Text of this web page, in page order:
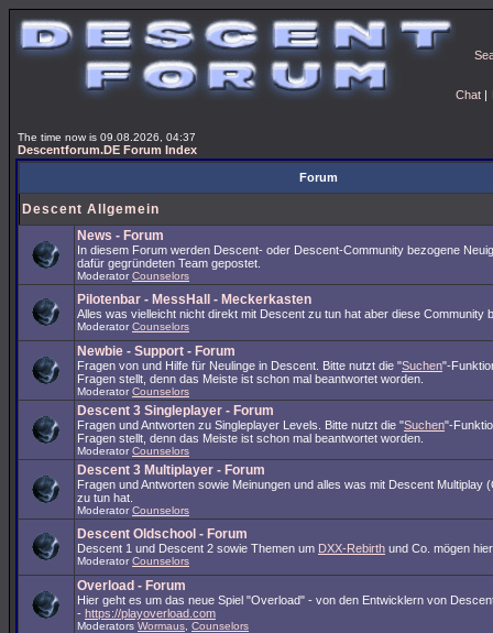
Chat |
The time now is 09.08.2026, 04:37
Descentforum.DE Forum Index
Forum
Descent Allgemein
News - Forum
In diesem Forum werden Descent- oder Descent-Community bezogene
dafür gegründeten Team gepostet.
Moderator Counselors
Pilotenbar - MessHall - Meckerkasten
Alles was vielleicht nicht direkt mit Descent zu tun hat aber diese Community
Moderator Counselors
Newbie - Support - Forum
Fragen von und Hilfe für Neulinge in Descent. Bitte nutzt die "Suchen"-
Fragen stellt, denn das Meiste ist schon mal beantwortet worden.
Moderator Counselors
Descent 3 Singleplayer - Forum
Fragen und Antworten zu Singleplayer Levels. Bitte nutzt die "Suchen"-
Fragen stellt, denn das Meiste ist schon mal beantwortet worden.
Moderator Counselors
Descent 3 Multiplayer - Forum
Fragen und Antworten sowie Meinungen und alles was mit Descent Multiplay
zu tun hat.
Moderator Counselors
Descent Oldschool - Forum
Descent 1 und Descent 2 sowie Themen um DXX-Rebirth und Co. mögen
Moderator Counselors
Overload - Forum
Hier geht es um das neue Spiel "Overload" - von den Entwicklern von
- https://playoverload.com
Moderators Wormaus Counselors